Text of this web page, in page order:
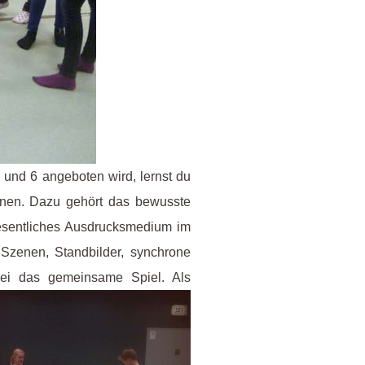
6 angeboten wird, lernst du
Dazu gehört das bewusste
Ausdrucksmedium im
Standbilder, synchrone
das gemeinsame Spiel. Als